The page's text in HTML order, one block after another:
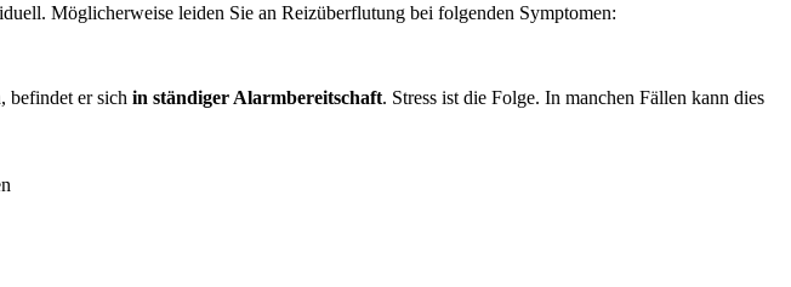
Möglicherweise leiden Sie an Reizüberflutung bei folgenden Symptomen:
befindet er sich in ständiger Alarmbereitschaft. Stress ist die Folge. In manchen Fällen kann dies